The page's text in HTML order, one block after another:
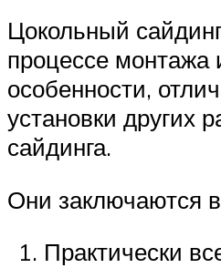
Цокольный
процессе монтажа
особенности,
установки других
сайдинга.
Они заключаются
Практически